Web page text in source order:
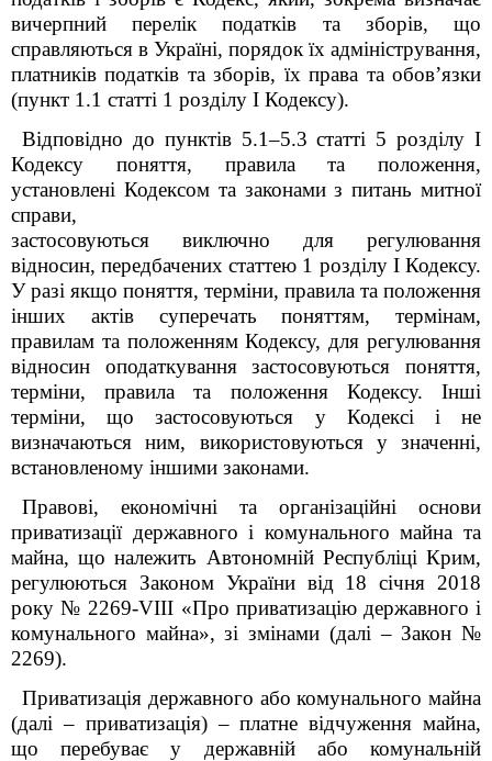
вичерпний перелік податків та зборів, що
справляються в Україні, порядок їх адміністрування,
платників податків та зборів, їх права та обов’язки
(пункт 1.1 статті 1 розділу І Кодексу).
Відповідно до пунктів 5.1–5.3 статті 5 розділу I
Кодексу поняття, правила та положення,
установлені Кодексом та законами з питань митної
справи,
застосовуються виключно для регулювання
відносин, передбачених статтею 1 розділу I Кодексу.
У разі якщо поняття, терміни, правила та положення
інших актів суперечать поняттям, термінам,
правилам та положенням Кодексу, для регулювання
відносин оподаткування застосовуються поняття,
терміни, правила та положення Кодексу. Інші
терміни, що застосовуються у Кодексі і не
визначаються ним, використовуються у значенні,
встановленому іншими законами.
Правові, економічні та організаційні основи
приватизації державного і комунального майна та
майна, що належить Автономній Республіці Крим,
регулюються Законом України від 18 січня 2018
року № 2269-VIII «Про приватизацію державного і
комунального майна», зі змінами (далі – Закон №
2269).
Приватизація державного або комунального майна
(далі – приватизація) – платне відчуження майна,
що перебуває у державній або комунальній